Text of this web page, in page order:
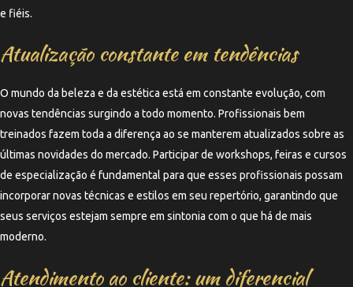
e fiéis.
Atualização constante em tendências
O mundo da beleza e da estética está em constante evolução, com
novas tendências surgindo a todo momento. Profissionais bem
treinados fazem toda a diferença ao se manterem atualizados sobre as
últimas novidades do mercado. Participar de workshops, feiras e cursos
de especialização é fundamental para que esses profissionais possam
incorporar novas técnicas e estilos em seu repertório, garantindo que
seus serviços estejam sempre em sintonia com o que há de mais
moderno.
Atendimento ao cliente: um diferencial